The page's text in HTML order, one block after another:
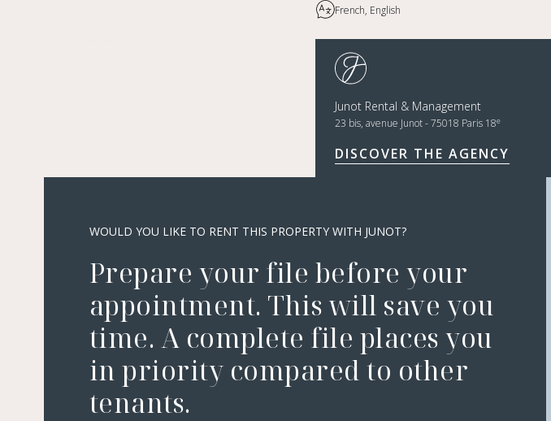
French, English
Junot Rental & Management
23 bis, avenue Junot - 75018 Paris 18e
DISCOVER THE AGENCY
WOULD YOU LIKE TO RENT THIS PROPERTY WITH JUNOT?
Prepare your file before your
appointment. This will save you
time. A complete file places you
in priority compared to other
tenants.